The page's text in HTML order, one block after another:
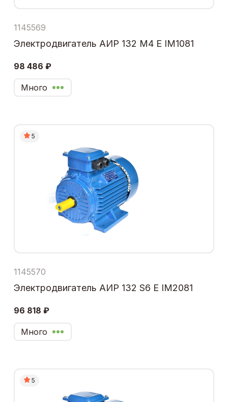
1145569
Электродвигатель АИР 132 М4 Е IM1081
98 486 ₽
Много
5
1145570
Электродвигатель АИР 132 S6 Е IM2081
96 818 ₽
Много
5